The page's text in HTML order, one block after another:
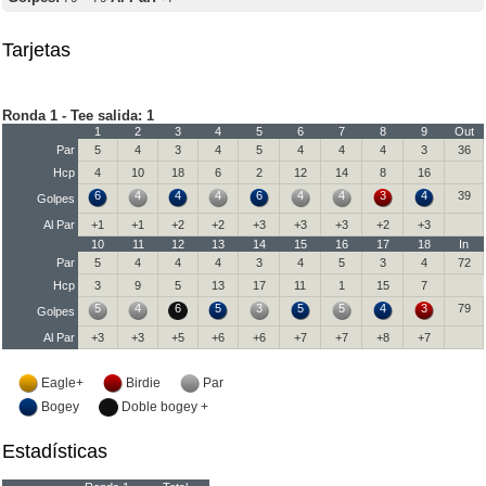
Tarjetas
Ronda 1 - Tee salida: 1
1 2 3 4 5 6 7 8 9
Out
Par
5 4 3 4 5 4 4 4 3
36
Hcp
4 10 18 6 2 12 14 8
16
Golpes
6 4 4 4 6 4 4 3 4 39
Al Par +1 +1 +2 +2 +3 +3 +3 +2
+3
10
11 12 13 14 15 16 17 18
In
Par
5 4 4 4 3 4 5 3 4
72
Hcp
3 9 5 13 17 11 1 15
7
Golpes
5 4 6 5 3 5 5 4 3 79
Al Par +3 +3 +5 +6 +6 +7 +7 +8 +7
Eagle+ Birdie
Par
Bogey
Doble bogey +
Estadísticas